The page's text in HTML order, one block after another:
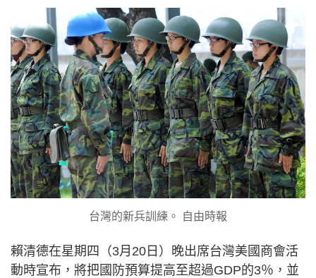
台灣的新兵訓練。 自由時報
賴清德在星期四（3月20日）晚出席台灣美國商會活
動時宣布，將把國防預算提高至超過GDP的3％，並